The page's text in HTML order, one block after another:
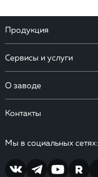
Продукция
Сервисы и услуги
О заводе
Контакты
Мы в социальных сетях: